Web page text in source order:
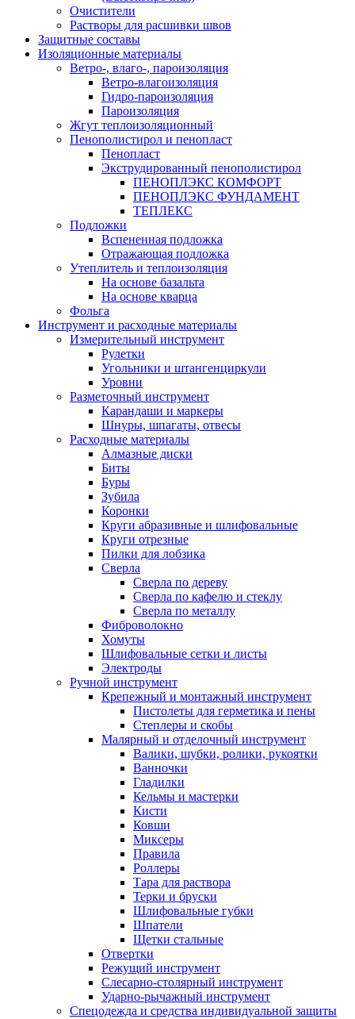
Очистители
Растворы для расшивки швов
Защитные составы
Изоляционные материалы
Ветро-, влаго-, пароизоляция
Ветро-влагоизоляция
Гидро-пароизоляция
Пароизоляция
Жгут теплоизоляционный
Пенополистирол и пенопласт
Пенопласт
Экструдированный пенополистирол
ПЕНОПЛЭКС КОМФОРТ
ПЕНОПЛЭКС ФУНДАМЕНТ
ТЕПЛЕКС
Подложки
Вспененная подложка
Отражающая подложка
Утеплитель и теплоизоляция
На основе базальта
На основе кварца
Фольга
Инструмент и расходные материалы
Измерительный инструмент
Рулетки
Угольники и штангенциркули
Уровни
Разметочный инструмент
Карандаши и маркеры
Шнуры, шпагаты, отвесы
Расходные материалы
Алмазные диски
Биты
Буры
Зубила
Коронки
Круги абразивные и шлифовальные
Круги отрезные
Пилки для лобзика
Сверла
Сверла по дереву
Сверла по кафелю и стеклу
Сверла по металлу
Фиброволокно
Хомуты
Шлифовальные сетки и листы
Электроды
Ручной инструмент
Крепежный и монтажный инструмент
Пистолеты для герметика и пены
Степлеры и скобы
Малярный и отделочный инструмент
Валики, шубки, ролики, рукоятки
Ванночки
Гладилки
Кельмы и мастерки
Кисти
Ковши
Миксеры
Правила
Роллеры
Тара для раствора
Терки и бруски
Шлифовальные губки
Шпатели
Щетки стальные
Отвертки
Режущий инструмент
Слесарно-столярный инструмент
Ударно-рычажный инструмент
Спецодежда и средства индивидуальной защиты